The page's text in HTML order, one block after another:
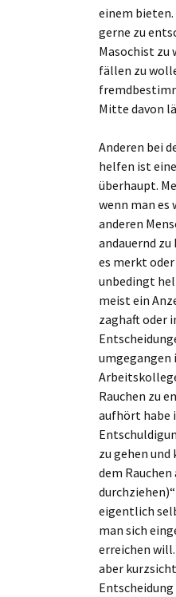
einem bieten.
gerne zu
Masochist zu
fällen zu
Mitte davon
Anderen bei
helfen ist
überhaupt.
wenn man
anderen
andauernd zu
es merkt
unbedingt
meist ein
zaghaft oder
umgegangen
Rauchen zu
aufhört habe
zu gehen
dem
eigentlich
man sich
erreichen
aber